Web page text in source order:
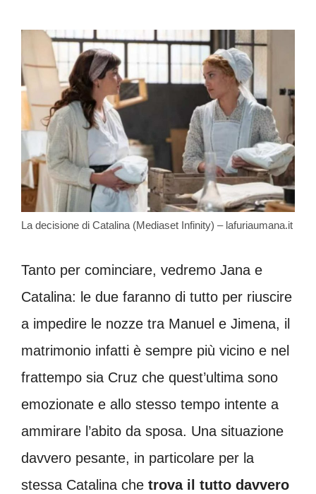
La decisione di Catalina (Mediaset Infinity) – lafuriaumana.it
Tanto per cominciare, vedremo Jana e
Catalina: le due faranno di tutto per riuscire
a impedire le nozze tra Manuel e Jimena, il
matrimonio infatti è sempre più vicino e nel
frattempo sia Cruz che quest’ultima sono
emozionate e allo stesso tempo intente a
ammirare l’abito da sposa. Una situazione
davvero pesante, in particolare per la
stessa Catalina che trova il tutto davvero